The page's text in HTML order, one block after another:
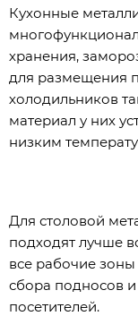
Кухонные
хранения,
для размещения
холодильников
материал у них
низким
Для столовой
подходят лучше
все рабочие зоны
сбора подносов
посетителей.